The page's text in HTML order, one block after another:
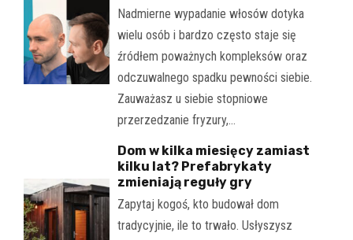
Nadmierne wypadanie włosów dotyka
wielu osób i bardzo często staje się
źródłem poważnych kompleksów oraz
odczuwalnego spadku pewności siebie.
Zauważasz u siebie stopniowe
przerzedzanie fryzury,…
Dom w kilka miesięcy zamiast
kilku lat? Prefabrykaty
zmieniają reguły gry
Zapytaj kogoś, kto budował dom
tradycyjnie, ile to trwało. Usłyszysz